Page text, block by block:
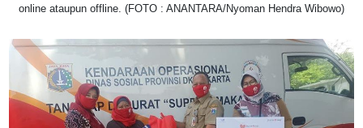
online ataupun offline. (FOTO : ANANTARA/Nyoman Hendra Wibowo)